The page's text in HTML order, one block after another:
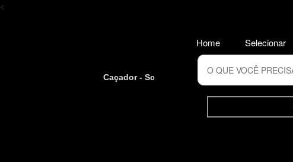
<
Caçador - Sc
Home Selecionar